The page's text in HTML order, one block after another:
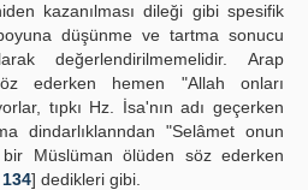
kazanılması dileği gibi spesifik
düşünme ve tartma sonucu
değerlendirilmemelidir. Arap
ederken hemen "Allah onları
tıpkı Hz. İsa'nın adı geçerken
dindarlıklanndan "Selâmet onun
Müslüman ölüden söz ederken
134] dedikleri gibi.